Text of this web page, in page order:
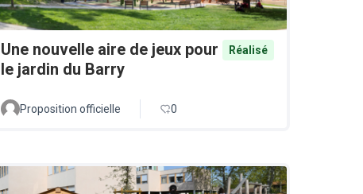
Une nouvelle aire de jeux pour
le jardin du Barry
Réalisé
Proposition officielle 0